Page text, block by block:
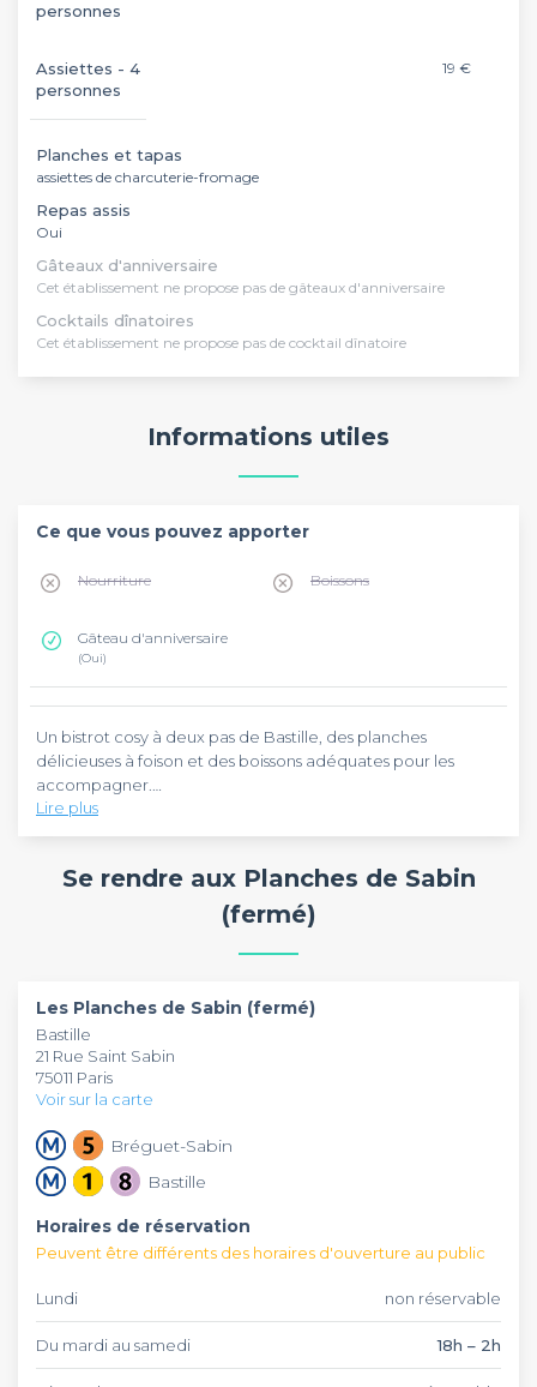
personnes
Assiettes - 4
personnes
19 €
Planches et tapas
assiettes de charcuterie-fromage
Repas assis
Oui
Gâteaux d'anniversaire
Cet établissement ne propose pas de gâteaux d'anniversaire
Cocktails dînatoires
Cet établissement ne propose pas de cocktail dînatoire
Informations utiles
Ce que vous pouvez apporter
Nourriture Boissons
Gâteau d'anniversaire
(Oui)
Un bistrot cosy à deux pas de Bastille, des planches
délicieuses à foison et des boissons adéquates pour les
accompagner.
Les Planches de Sabin ont plusieurs atouts à leur disposition
Lire plus
Se rendre aux Planches de Sabin
(fermé)
Les Planches de Sabin (fermé)
Bastille
21 Rue Saint Sabin
75011 Paris
Voir sur la carte
Bréguet-Sabin
Bastille
Horaires de réservation
Peuvent être différents des horaires d'ouverture au public
Lundi non réservable
Du mardi au samedi 18h – 2h